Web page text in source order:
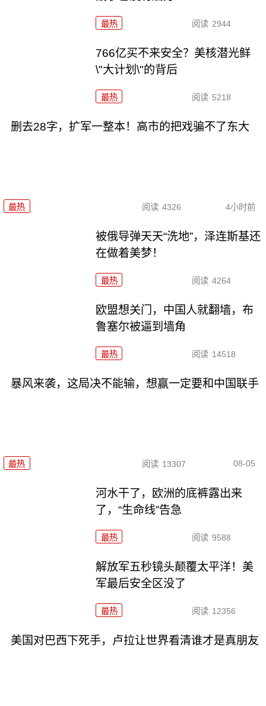
最热 阅读 2944
766亿买不来安全？美核潜光鲜
\"大计划\"的背后
最热 阅读 5218
删去28字，扩军一整本！高市的把戏骗不了东大
最热 阅读 4326 4小时前
被俄导弹天天“洗地”，泽连斯基还
在做着美梦！
最热 阅读 4264
欧盟想关门，中国人就翻墙，布
鲁塞尔被逼到墙角
最热 阅读 14518
暴风来袭，这局决不能输，想赢一定要和中国联手
最热 阅读 13307 08-05
河水干了，欧洲的底裤露出来
了，“生命线”告急
最热 阅读 9588
解放军五秒镜头颠覆太平洋！美
军最后安全区没了
最热 阅读 12356
美国对巴西下死手，卢拉让世界看清谁才是真朋友